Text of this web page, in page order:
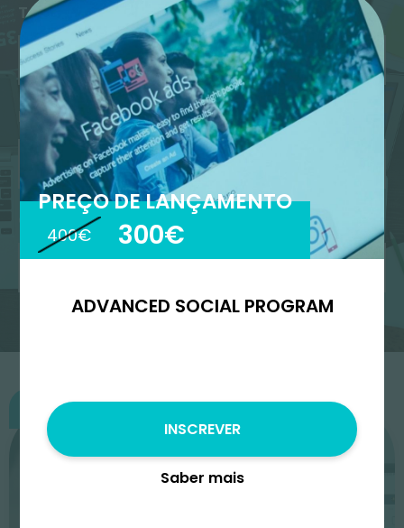
Tema Principal
Nível
Ordenar por
Começa
PREÇO DE LANÇAMENTO
400€ 300€
ADVANCED SOCIAL PROGRAM
INSCREVER
Saber mais